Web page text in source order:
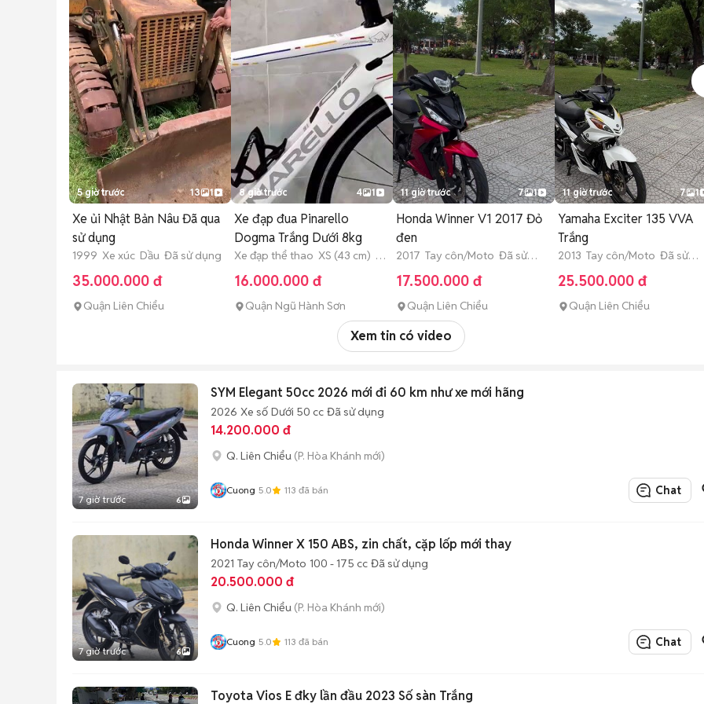
5 giờ trước 13 1
Xe ủi Nhật Bản Nâu Đã qua
sử dụng
1999 Xe xúc Dầu Đã sử dụng
35.000.000 đ
Quận Liên Chiểu
8 giờ trước 4 1
Xe đạp đua Pinarello
Dogma Trắng Dưới 8kg
Xe đạp thể thao XS (43 cm) Đã
sử dụng
16.000.000 đ
Quận Ngũ Hành Sơn
11 giờ trước 7 1
Honda Winner V1 2017 Đỏ
đen
2017 Tay côn/Moto Đã sử
dụng
17.500.000 đ
Quận Liên Chiểu
11 giờ trước 7 1
Yamaha Exciter 135 VVA
Trắng
2013 Tay côn/Moto Đã sử
dụng
25.500.000 đ
Quận Liên Chiểu
Xem tin có video
7 giờ trước 6
SYM Elegant 50cc 2026 mới đi 60 km như xe mới hãng
2026 Xe số Dưới 50 cc Đã sử dụng
14.200.000 đ
Q. Liên Chiểu (P. Hòa Khánh mới)
Cuong 5.0 113 đã bán Chat
7 giờ trước 6
Honda Winner X 150 ABS, zin chất, cặp lốp mới thay
2021 Tay côn/Moto 100 - 175 cc Đã sử dụng
20.500.000 đ
Q. Liên Chiểu (P. Hòa Khánh mới)
Cuong 5.0 113 đã bán Chat
Toyota Vios E đky lần đầu 2023 Số sàn Trắng